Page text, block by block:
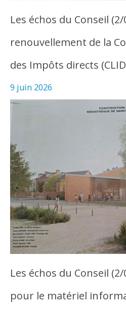
Les échos du Conseil (2/
renouvellement de la
des Impôts directs
9 juin 2026
Les échos du Conseil
pour le matériel